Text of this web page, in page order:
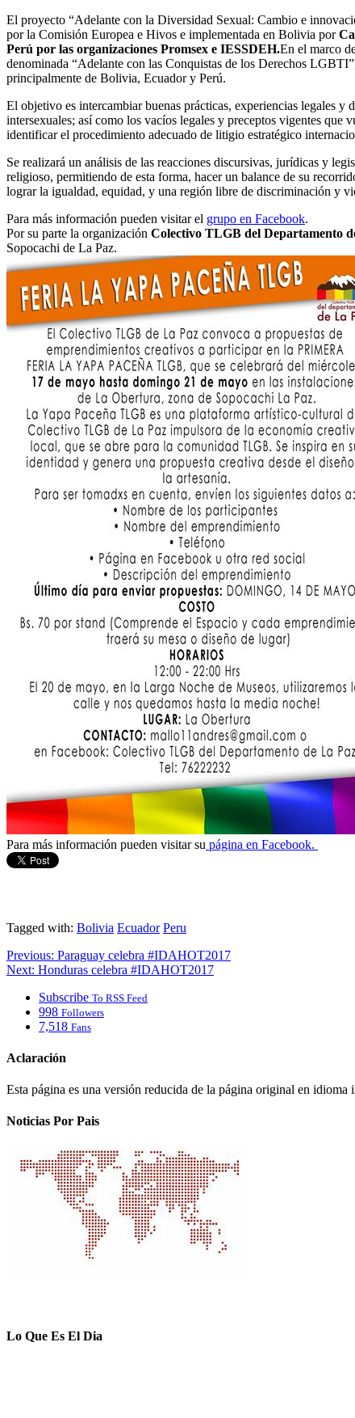
El proyecto “Adelante con la Diversidad Sexual: Cambio e innovac
por la Comisión Europea e Hivos e implementada en Bolivia por
Perú por las organizaciones Promsex e IESSDEH.En el marco
denominada “Adelante con las Conquistas de los Derechos
principalmente de Bolivia, Ecuador y Perú.
El objetivo es intercambiar buenas prácticas, experiencias legales
intersexuales; así como los vacíos legales y preceptos vigentes
identificar el procedimiento adecuado de litigio estratégico
Se realizará un análisis de las reacciones discursivas, jurídicas y
religioso, permitiendo de esta forma, hacer un balance de su
lograr la igualdad, equidad, y una región libre de discriminación y
Para más información pueden visitar el grupo en Facebook.
Por su parte la organización Colectivo TLGB del Departamento
Sopocachi de La Paz.
Para más información pueden visitar su página en Facebook.
Tagged with: Bolivia Ecuador Peru
Previous: Paraguay celebra #IDAHOT2017
Next: Honduras celebra #IDAHOT2017
Subscribe To RSS Feed
998 Followers
7,518 Fans
Aclaración
Esta página es una versión reducida de la página original en
Noticias Por Pais
Lo Que Es El Dia